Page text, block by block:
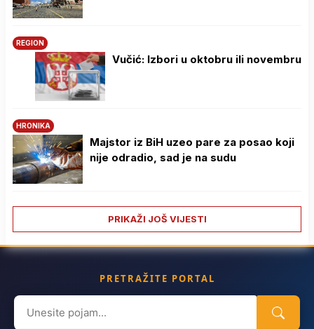
REGION
Vučić: Izbori u oktobru ili novembru
HRONIKA
Majstor iz BiH uzeo pare za posao koji
nije odradio, sad je na sudu
PRIKAŽI JOŠ VIJESTI
PRETRAŽITE PORTAL
Search
for: